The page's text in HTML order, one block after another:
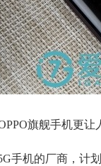
旗舰手机更让
手机的厂商，计